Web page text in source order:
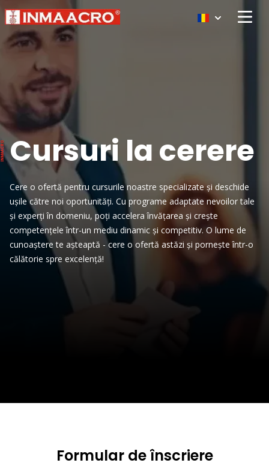
Open
Cursuri la cerere
Cere o ofertă pentru cursurile noastre specializate și deschide
ușile către noi oportunități. Cu programe adaptate nevoilor tale
și experți în domeniu, poți accelera învățarea și crește
competențele într-un mediu dinamic și competitiv. O lume de
cunoaștere te așteaptă - cere o ofertă astăzi și pornește într-o
călătorie spre excelență!
Formular de înscriere